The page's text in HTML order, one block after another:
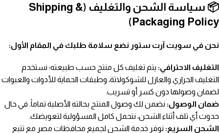
📦 سياسة الشحن والتغليف (Shipping &
Packaging Policy)
نحن في سويت آرت ستور نضع سلامة طلبك في المقام الأول:
التغليف الاحترافي: يتم تغليف كل منتج حسب طبيعته؛ نستخدم
التغليف الحراري والعازل للشوكولاتة، وطبقات الحماية للأدوات والعبوات
لضمان وصولها دون كسر أو تسريب.
ضمان الوصول: نضمن لك وصول المنتج بحالته الأصلية تماماً. في حال
حدوث أي تلف أثناء الشحن، نتحمل كامل المسؤولية لتعويضك.
الشحن السريع: نوفر خدمة الشحن لجميع محافظات مصر مع تتبع